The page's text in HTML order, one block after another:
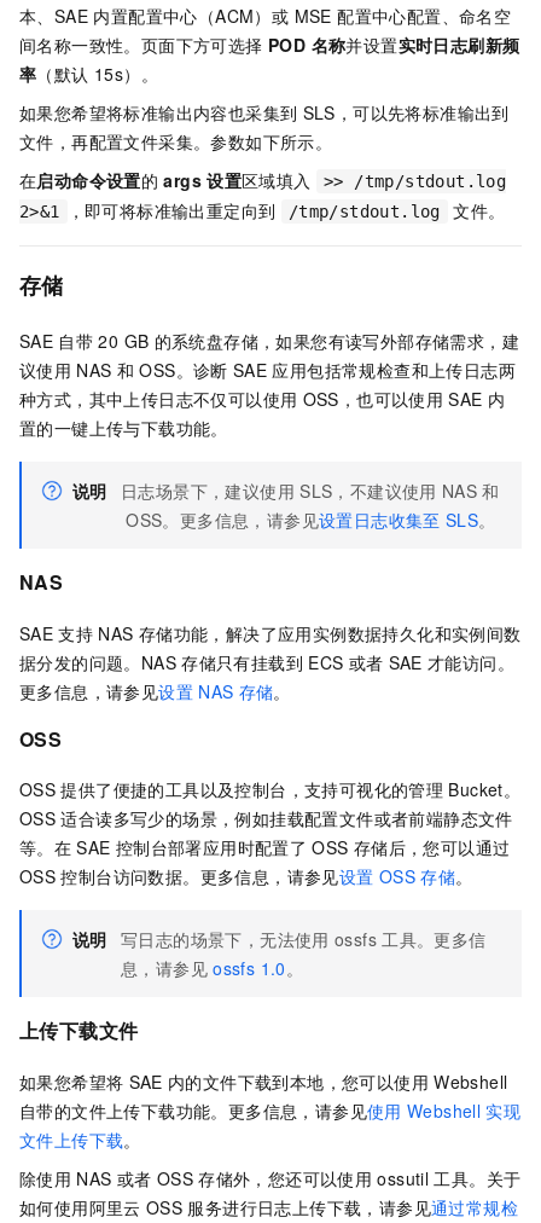
本、SAE 内置配置中心（ACM）或 MSE 配置中心配置、命名空
间名称一致性。页面下方可选择 POD 名称并设置实时日志刷新频
率 （默认 15s）。
如果您希望将标准输出内容也采集到 SLS，可以先将标准输出到
文件，再配置文件采集。参数如下所示。
在启动命令设置的 args 设置区域填入
>> /tmp/stdout.log
2>&1
，即可将标准输出重定向到 /tmp/stdout.log 文件。
存储
SAE 自带 20 GB 的系统盘存储，如果您有读写外部存储需求，建
议使用 NAS 和 OSS。诊断 SAE 应用包括常规检查和上传日志两
种方式，其中上传日志不仅可以使用 OSS，也可以使用 SAE 内
置的一键上传与下载功能。
说明 日志场景下，建议使用 SLS，不建议使用 NAS 和
OSS。更多信息，请参见设置日志收集至 SLS。
NAS
SAE 支持 NAS 存储功能，解决了应用实例数据持久化和实例间数
据分发的问题。NAS 存储只有挂载到 ECS 或者 SAE 才能访问。
更多信息，请参见设置 NAS 存储。
OSS
OSS 提供了便捷的工具以及控制台，支持可视化的管理 Bucket。
OSS 适合读多写少的场景，例如挂载配置文件或者前端静态文件
等。在 SAE 控制台部署应用时配置了 OSS 存储后，您可以通过
OSS 控制台访问数据。更多信息，请参见设置 OSS 存储。
说明 写日志的场景下，无法使用 ossfs 工具。更多信
息，请参见 ossfs 1.0。
上传下载文件
如果您希望将 SAE 内的文件下载到本地，您可以使用 Webshell
自带的文件上传下载功能。更多信息，请参见使用 Webshell 实现
文件上传下载。
除使用 NAS 或者 OSS 存储外，您还可以使用 ossutil 工具。关于
如何使用阿里云 OSS 服务进行日志上传下载，请参见通过常规检